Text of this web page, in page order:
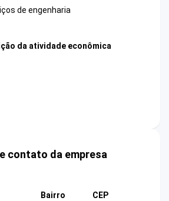
de engenharia
da atividade econômica
contato da empresa
Bairro
CEP